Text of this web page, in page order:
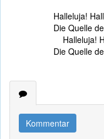
Halleluja!
Die Quelle
Halleluja!
Die Quelle
Kommentar